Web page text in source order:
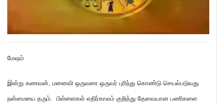
மேஷம்
இன்று கணவன், மனைவி ஒருவரை ஒருவர் புரிந்து கொண்டு செயல்படுவது
நன்மையை தரும். பிள்ளைகள் எதிர்காலம் குறித்து தேவையான பணிகளை